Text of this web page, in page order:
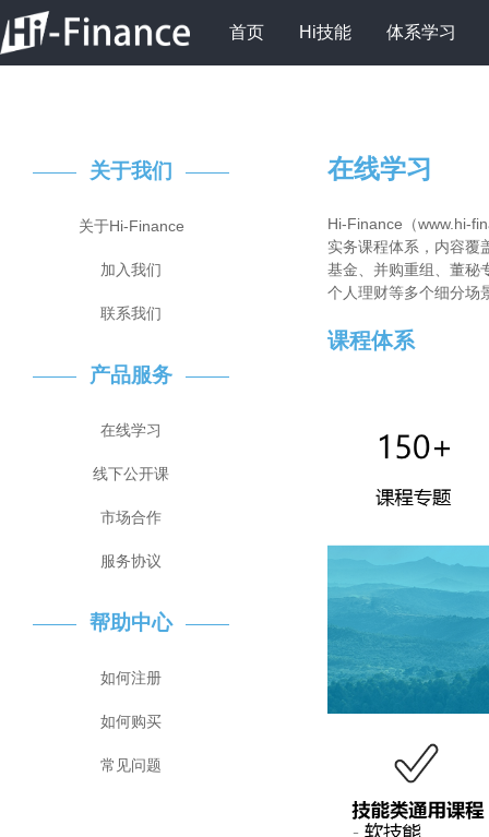
首页 Hi技能 体系学习
关于我们
关于Hi-Finance
加入我们
联系我们
产品服务
在线学习
线下公开课
市场合作
服务协议
帮助中心
如何注册
如何购买
常见问题
在线学习
Hi-Finance（www.hi-
实务课程体系，内容覆
基金、并购重组、董秘
个人理财等多个细分场
课程体系